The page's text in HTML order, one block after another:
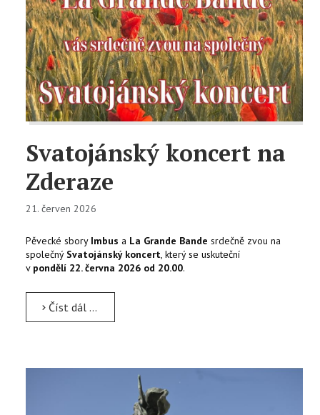
Svatojánský koncert na
Zderaze
21. červen 2026
Pěvecké sbory Imbus a La Grande Bande srdečně zvou na
společný Svatojánský koncert, který se uskuteční
v pondělí 22. června 2026 od 20.00.
Číst dál …